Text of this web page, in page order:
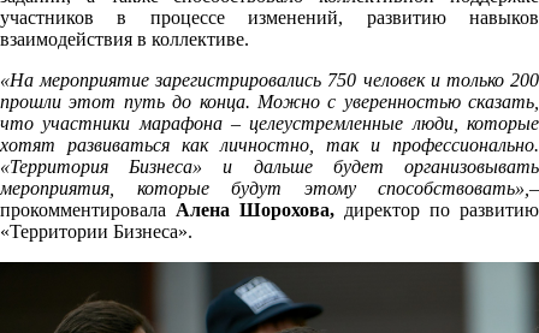
участников в процессе изменений, развитию навыков
взаимодействия в коллективе.
«На мероприятие зарегистрировались 750 человек и только 200
прошли этот путь до конца. Можно с уверенностью сказать,
что участники марафона – целеустремленные люди, которые
хотят развиваться как личностно, так и профессионально.
«Территория Бизнеса» и дальше будет организовывать
мероприятия, которые будут этому способствовать», –
прокомментировала Алена Шорохова, директор по развитию
«Территории Бизнеса».